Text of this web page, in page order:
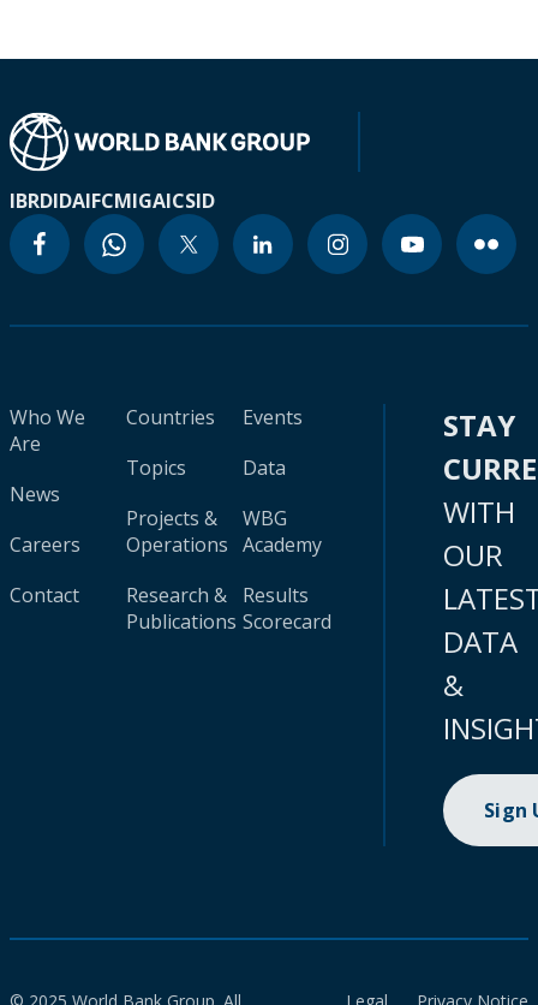
IBRDIDAIFCMIGAICSID
Who We
Are
News
Careers
Contact
Countries
Topics
Projects &
Operations
Research &
Publications
Events
Data
WBG
Academy
Results
Scorecard
STAY
WITH
OUR
DATA
&
Sign